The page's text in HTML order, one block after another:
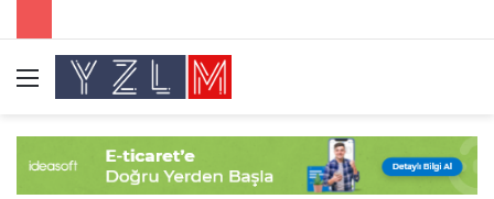
Menü